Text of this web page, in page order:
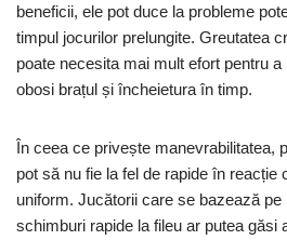
beneficii, ele pot duce la probleme
timpul jocurilor prelungite. Greutatea
poate necesita mai mult efort pentru
obosi brațul și încheietura în timp.
În ceea ce privește manevrabilitatea,
pot să nu fie la fel de rapide în reacție
uniform. Jucătorii care se bazează pe
schimburi rapide la fileu ar putea găsi